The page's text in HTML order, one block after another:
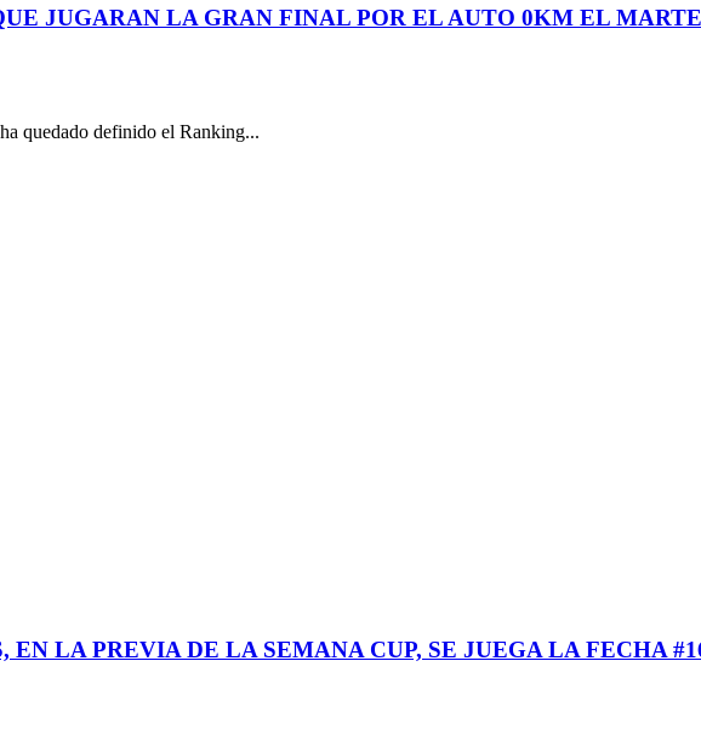
JUGARAN LA GRAN FINAL POR EL AUTO 0KM EL
quedado definido el Ranking...
LA PREVIA DE LA SEMANA CUP, SE JUEGA LA FECHA